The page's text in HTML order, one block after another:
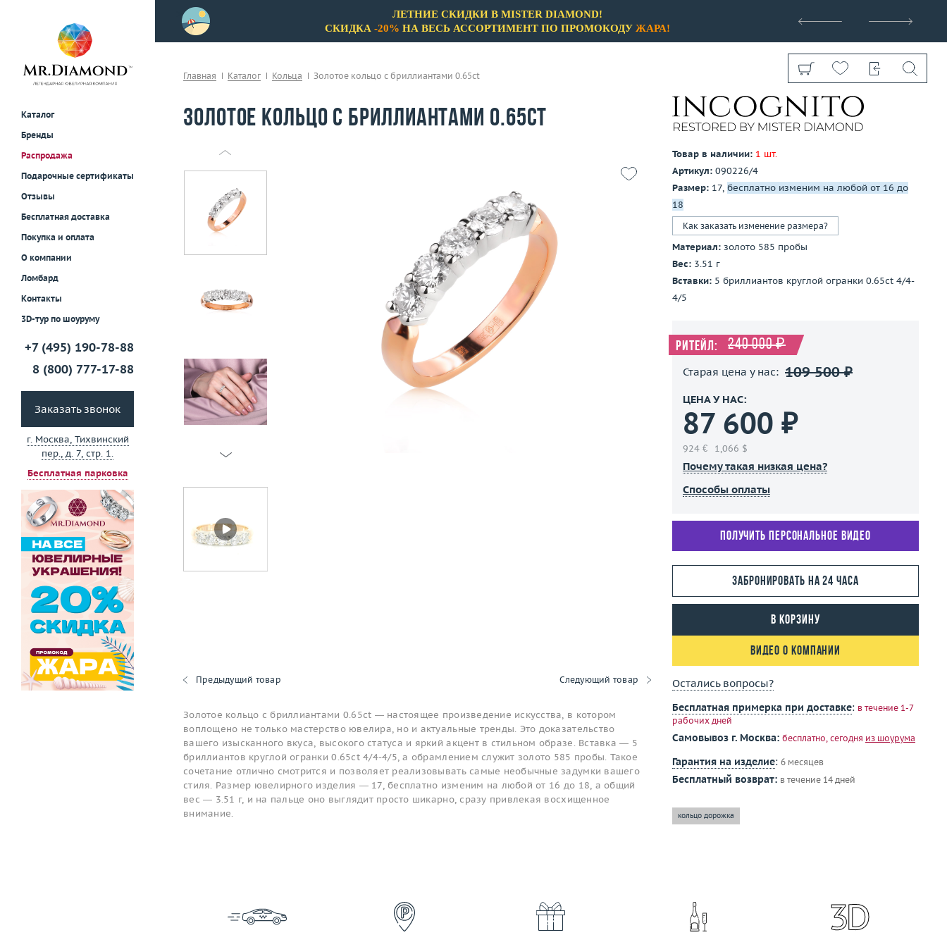
Каталог
Бренды
Распродажа
Подарочные сертификаты
Отзывы
Бесплатная доставка
Покупка и оплата
О компании
Ломбард
Контакты
3D-тур по шоуруму
+7 (495) 190-78-88
8 (800) 777-17-88
Заказать звонок
г. Москва, Тихвинский
пер., д. 7, стр. 1.
Бесплатная парковка
примерки!
ЛЕТНИЕ СКИДКИ В MISTER DIAMOND!
СКИДКА -20% НА ВЕСЬ АССОРТИМЕНТ ПО ПРОМОКОДУ ЖАРА!
Показать все
Главная Каталог Кольца Золотое кольцо с бриллиантами 0.65ct
Золотое кольцо с бриллиантами 0.65ct
Предыдущий товар Следующий товар
Золотое кольцо с бриллиантами 0.65ct — настоящее произведение искусства, в котором
воплощено не только мастерство ювелира, но и актуальные тренды. Это доказательство
вашего изысканного вкуса, высокого статуса и яркий акцент в стильном образе. Вставка — 5
бриллиантов круглой огранки 0.65ct 4/4-4/5, а обрамлением служит золото 585 пробы. Такое
сочетание отлично смотрится и позволяет реализовывать самые необычные задумки вашего
стиля. Размер ювелирного изделия — 17, бесплатно изменим на любой от 16 до 18, а общий
вес — 3.51 г, и на пальце оно выглядит просто шикарно, сразу привлекая восхищенное
внимание.
Товар в наличии: 1 шт.
Артикул: 090226/4
Размер: 17, бесплатно изменим на любой от 16 до
18
Как заказать изменение размера?
Материал: золото 585 пробы
Вес: 3.51 г
Вставки: 5 бриллиантов круглой огранки 0.65ct 4/4-
4/5
Ритейл: 240 000 ₽
Старая цена у нас: 109 500 ₽
ЦЕНА У НАС:
87 600 ₽
924 € 1,066 $
Почему такая низкая цена?
Способы оплаты
Получить персональное видео
Забронировать на 24 часа
В корзину
Видео о компании
Остались вопросы?
Бесплатная примерка при доставке: в течение 1-7
рабочих дней
Самовывоз г. Москва: бесплатно, сегодня из шоурума
Гарантия на изделие: 6 месяцев
Бесплатный возврат: в течение 14 дней
кольцо дорожка